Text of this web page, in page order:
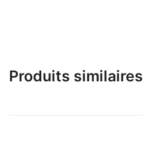
Produits similaires